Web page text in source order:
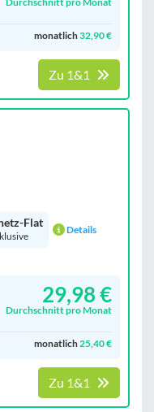
monatlich32,90 €
Zu 1&1
Flat
Details
29,98 €
Durchschnitt pro Monat
monatlich 25,40 €
Zu 1&1